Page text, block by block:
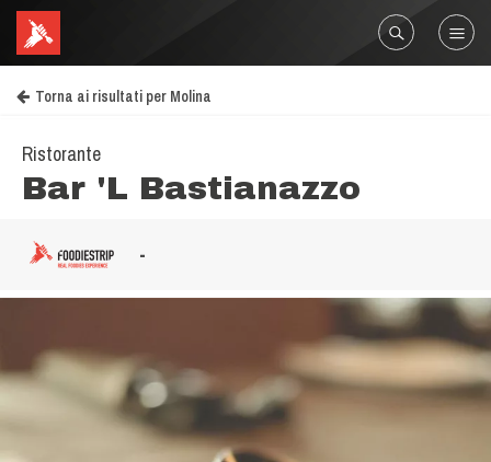
Torna ai risultati per Molina
Ristorante
Bar 'L Bastianazzo
-